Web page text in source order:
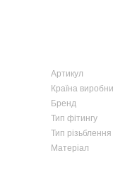
Артикул
Країна
Бренд
Тип фітингу
Тип різьблення
Матеріал